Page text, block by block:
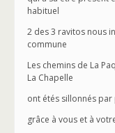
habituel
2 des 3 ravitos nous
commune
Les chemins de La
La Chapelle
ont étés sillonnés par
grâce à vous et à